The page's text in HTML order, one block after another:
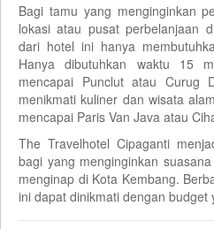
Bagi tamu yang menginginkan
lokasi atau pusat perbelanjaan
dari hotel ini hanya
Hanya dibutuhkan waktu 15
mencapai Punclut atau Curug
menikmati kuliner dan wisata
mencapai Paris Van Java atau
The Travelhotel Cipaganti
bagi yang menginginkan
menginap di Kota Kembang.
ini dapat dinikmati dengan budget